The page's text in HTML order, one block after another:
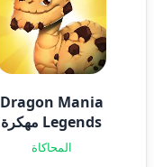
Dragon Mania
Legends مهكرة
المحاكاة